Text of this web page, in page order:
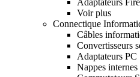
Voir plus
Connectique
Câbles
Convertisseurs
Adaptateurs PC
Nappes internes